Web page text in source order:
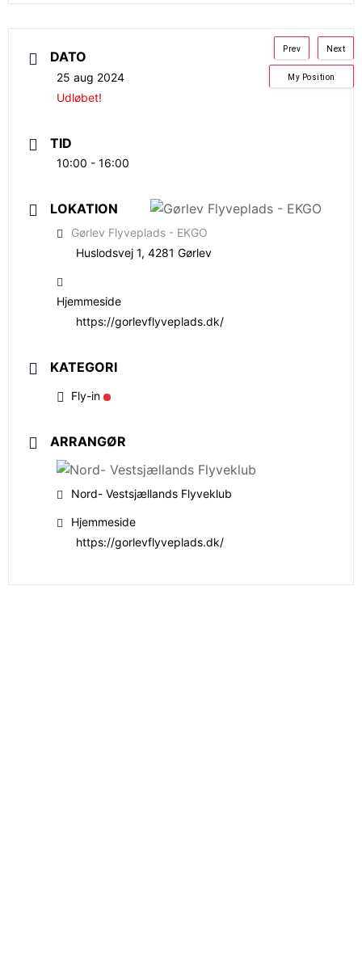
DATO
25 aug 2024
Udløbet!
TID
10:00 - 16:00
LOKATION
Gørlev Flyveplads - EKGO
Huslodsvej 1, 4281 Gørlev
Hjemmeside
https://gorlevflyveplads.dk/
KATEGORI
Fly-in
ARRANGØR
Nord- Vestsjællands Flyveklub
Hjemmeside
https://gorlevflyveplads.dk/
Next
Prev
My Position